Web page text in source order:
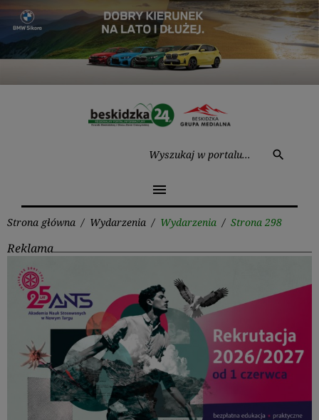
Przejdź
treści
search
menu
Strona główna / Wydarzenia / Wydarzenia / Strona 298
Reklama